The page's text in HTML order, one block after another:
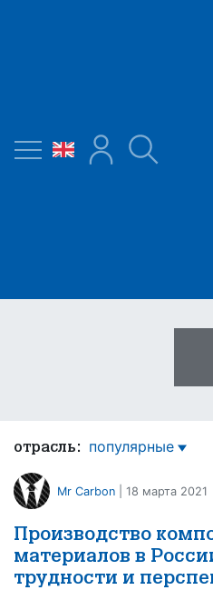
отрасль: популярные
Mr Carbon | 18 марта 2021
Производство
материалов в
трудности и